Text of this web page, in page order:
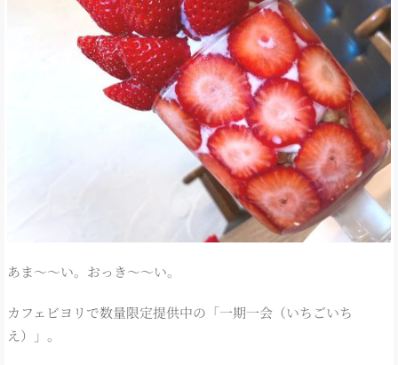
あま～～い。おっき～～い。
カフェビヨリで数量限定提供中の「一期一会（いちごいち
え）」。